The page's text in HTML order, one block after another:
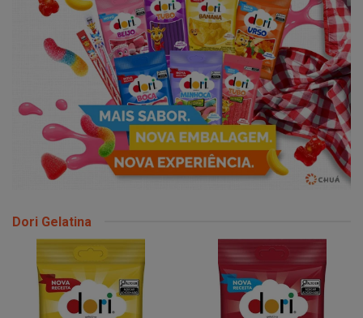
Dori Gelatina